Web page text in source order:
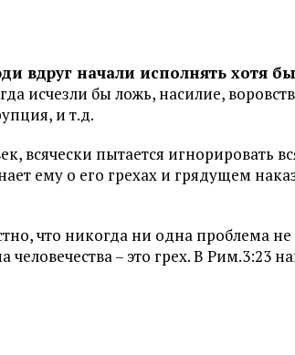
вдруг начали исполнять хотя
исчезли бы ложь, насилие,
и т.д.
всячески пытается игнорировать
ему о его грехах и грядущем
что никогда ни одна проблема
– это грех. В Рим.3:23